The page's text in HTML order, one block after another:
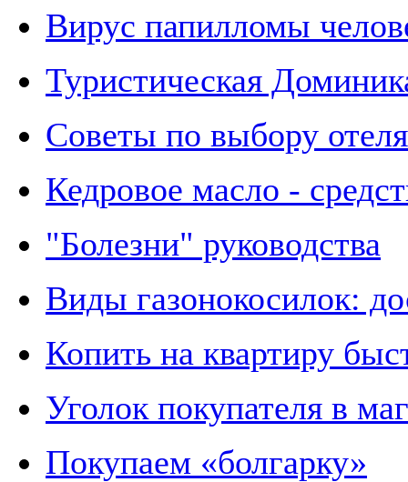
Вирус папилломы
Туристическая
Советы по выбору
Кедровое масло -
"Болезни" руководства
Виды газонокосилок:
Копить на квартиру
Уголок покупателя в
Покупаем «болгарку»